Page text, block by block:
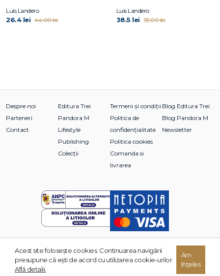
Luis Landero
26.4 lei 44.00 lei
Luis Landero
38.5 lei 55.00 lei
Despre noi
Parteneri
Contact
Editura Trei
Pandora M
Lifestyle
Publishing
Colecții
Termeni și condiții
Politica de
confidențialitate
Politica cookies
Comanda si
livrarea
Blog Editura Trei
Blog Pandora M
Newsletter
© 2026 Grupul Editorial TREI. Toate drepturile rezervate.
Acest site foloseşte cookies. Continuarea navigării
presupune că eşti de acord cu utilizarea cookie-urilor.
Află detalii.
Am
înțeles